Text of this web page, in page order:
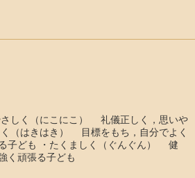
さしく（にこにこ） 礼儀正しく，思いや
く（はきはき） 目標をもち，自分でよく
子ども ・たくましく（ぐんぐん） 健
く頑張る子ども